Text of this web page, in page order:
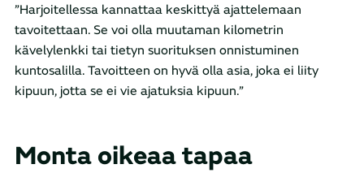
”Harjoitellessa kannattaa keskittyä ajattelemaan
tavoitettaan. Se voi olla muutaman kilometrin
kävelylenkki tai tietyn suorituksen onnistuminen
kuntosalilla. Tavoitteen on hyvä olla asia, joka ei liity
kipuun, jotta se ei vie ajatuksia kipuun.”
Monta oikeaa tapaa